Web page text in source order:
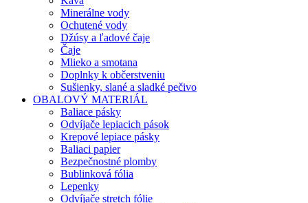
Minerálne vody
Ochutené vody
Džúsy a ľadové čaje
Čaje
Mlieko a smotana
Doplnky k občerstveniu
Sušienky, slané a sladké pečivo
OBALOVÝ MATERIÁL
Baliace pásky
Odvíjače lepiacich pások
Krepové lepiace pásky
Baliaci papier
Bezpečnostné plomby
Bublinková fólia
Lepenky
Odvíjače stretch fólie